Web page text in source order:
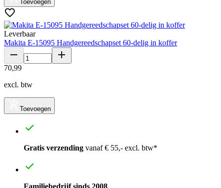
Toevoegen
Leverbaar
Makita E-15095 Handgereedschapset 60-delig in koffer
70,99
excl. btw
Toevoegen
Gratis verzending vanaf € 55,- excl. btw*
Familiebedrijf sinds 2008